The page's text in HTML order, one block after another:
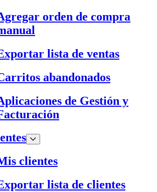
orden de compra
lista de ventas
abandonados
de Gestión y
clientes
lista de clientes